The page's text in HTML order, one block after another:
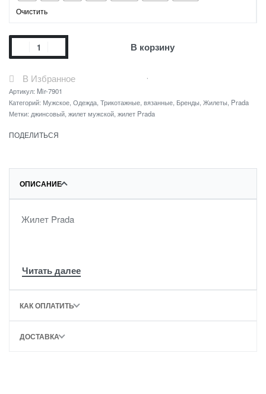
Очистить
В корзину
В Избранное
Артикул: Mir-7901
Категорий: Мужское, Одежда, Трикотажные, вязанные, Бренды, Жилеты, Prada
Метки: джинсовый, жилет мужской, жилет Prada
ПОДЕЛИТЬСЯ
ОПИСАНИЕ
Жилет Prada
КАК ОПЛАТИТЬ
ДОСТАВКА